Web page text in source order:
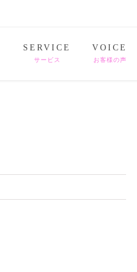
SERVICE
サービス
VOICE
お客様の声